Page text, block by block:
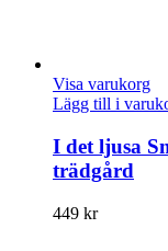
Visa varukorg
Lägg till i
I det ljusa
trädgård
449 kr